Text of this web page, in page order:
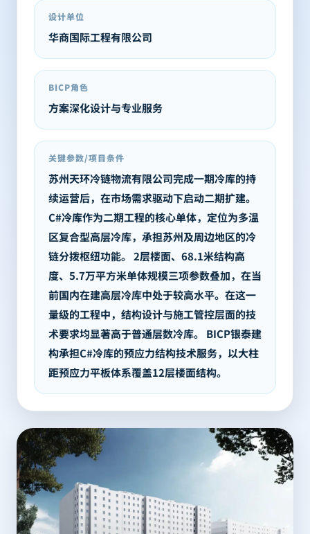
设计单位
华商国际工程有限公司
BICP角色
方案深化设计与专业服务
关键参数/项目条件
苏州天环冷链物流有限公司完成一期冷库的持
续运营后，在市场需求驱动下启动二期扩建。
C#冷库作为二期工程的核心单体，定位为多温
区复合型高层冷库，承担苏州及周边地区的冷
链分拨枢纽功能。 2层楼面、68.1米结构高
度、5.7万平方米单体规模三项参数叠加，在当
前国内在建高层冷库中处于较高水平。在这一
量级的工程中，结构设计与施工管控层面的技
术要求均显著高于普通层数冷库。 BICP银泰建
构承担C#冷库的预应力结构技术服务，以大柱
距预应力平板体系覆盖12层楼面结构。